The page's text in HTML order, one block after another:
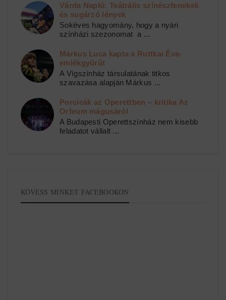
Várda Napló: Teátrális színészfenekek
és sugárzó lények
Sokéves hagyomány, hogy a nyári
színházi szezonomat a ...
Márkus Luca kapta a Ruttkai Éva-
emlékgyűrűt
A Vígszínház társulatának titkos
szavazása alapján Márkus ...
Porcicák az Operettben – kritika Az
Orfeum mágusáról
A Budapesti Operettszínház nem kisebb
feladatot vállalt ...
KÖVESS MINKET FACEBOOKON